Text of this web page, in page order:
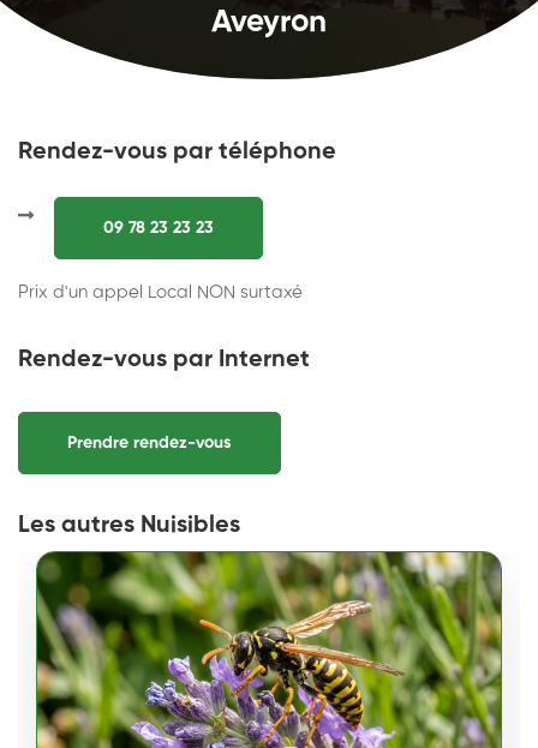
Aveyron
Rendez-vous par téléphone
09 78 23 23 23
Prix d'un appel Local NON surtaxé
Rendez-vous par Internet
Prendre rendez-vous
Les autres Nuisibles